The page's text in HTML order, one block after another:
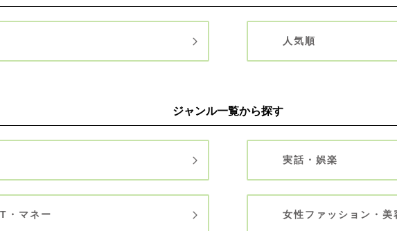
人気順
ジャンル一覧から探す
実話・娯楽
・マネー 女性ファッション・美